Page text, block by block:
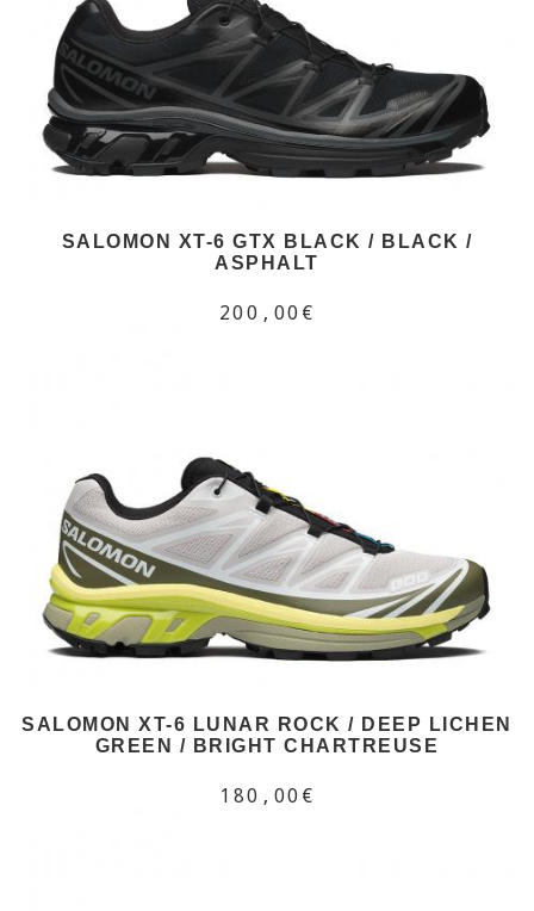
SALOMON XT-6 GTX BLACK / BLACK /
ASPHALT
200,00€
SALOMON XT-6 LUNAR ROCK / DEEP LICHEN
GREEN / BRIGHT CHARTREUSE
180,00€